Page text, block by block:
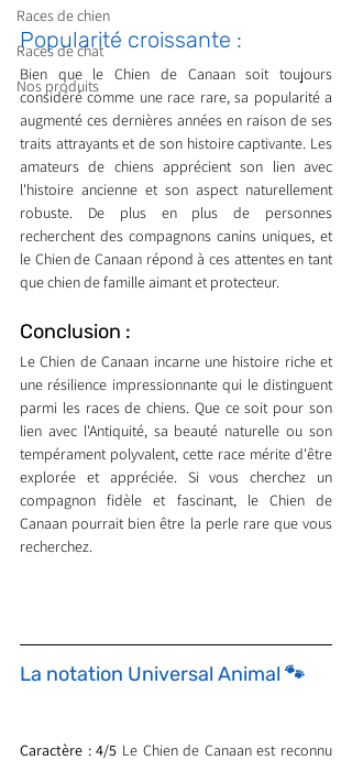
Races de chien
Races de chat
Nos produits
Popularité croissante :
Bien que le Chien de Canaan soit toujours
considéré comme une race rare, sa popularité a
augmenté ces dernières années en raison de ses
traits attrayants et de son histoire captivante. Les
amateurs de chiens apprécient son lien avec
l'histoire ancienne et son aspect naturellement
robuste. De plus en plus de personnes
recherchent des compagnons canins uniques, et
le Chien de Canaan répond à ces attentes en tant
que chien de famille aimant et protecteur.
Conclusion :
Le Chien de Canaan incarne une histoire riche et
une résilience impressionnante qui le distinguent
parmi les races de chiens. Que ce soit pour son
lien avec l'Antiquité, sa beauté naturelle ou son
tempérament polyvalent, cette race mérite d'être
explorée et appréciée. Si vous cherchez un
compagnon fidèle et fascinant, le Chien de
Canaan pourrait bien être la perle rare que vous
recherchez.
La notation Universal Animal 🐾
Caractère : 4/5 Le Chien de Canaan est reconnu